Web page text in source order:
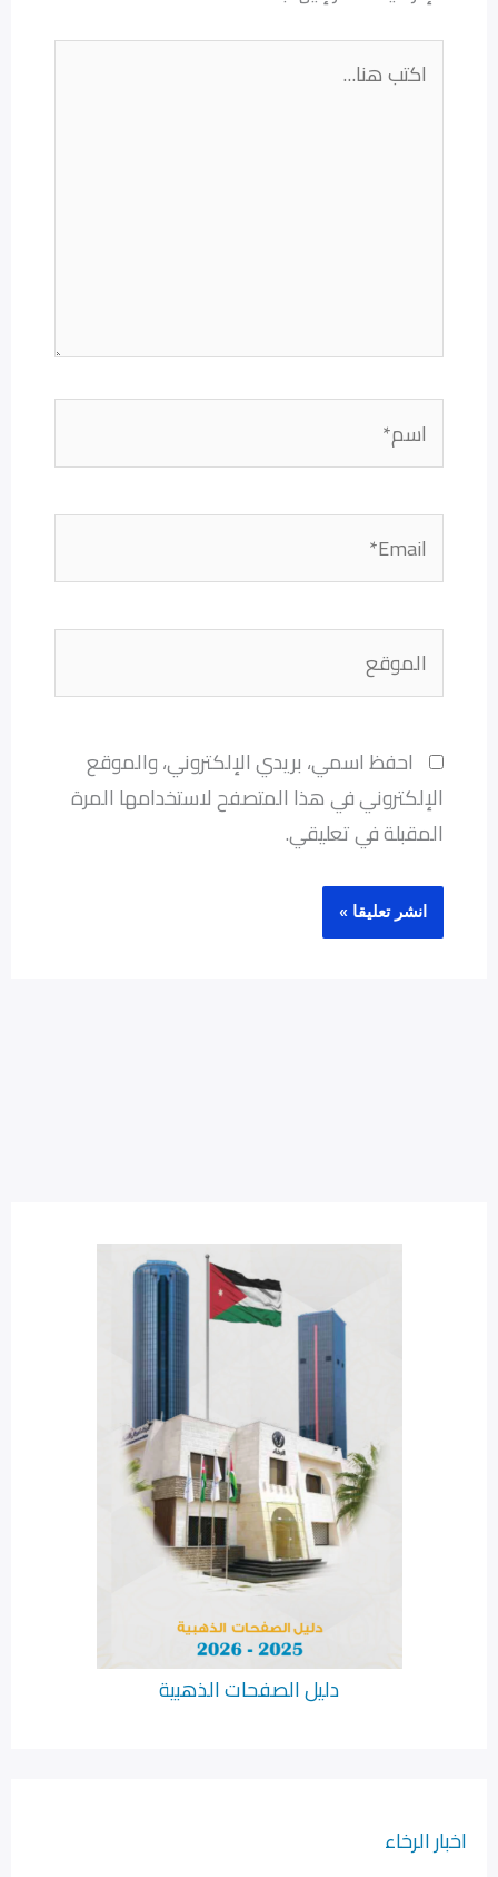
هنا...
احفظ اسمي، بريدي الإلكتروني، والموقع
الإلكتروني في هذا المتصفح لاستخدامها المرة
المقبلة في تعليقي.
دليل الصفحات الذهبية
اخبار الرخاء